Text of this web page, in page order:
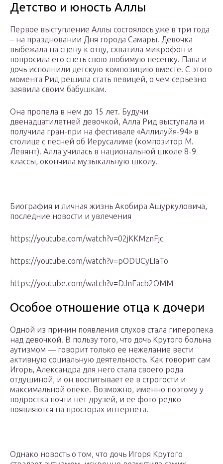
Детство и юность Аллы
Первое выступление Аллы состоялось уже в три года
– на праздновании Дня города Самары. Девочка
выбежала на сцену к отцу, схватила микрофон и
попросила его спеть свою любимую песенку. Папа и
дочь исполнили детскую композицию вместе. С этого
момента Рид решила стать певицей, о чем серьезно
заявила своим бабушкам.
Она пропела в нем до 15 лет. Будучи
двенадцатилетней девочкой, Алла Рид выступала и
получила гран-при на фестивале «Аллилуйя-94» в
столице с песней об Иерусалиме (композитор М.
Левянт). Алла училась в национальной школе 8-9
классы, окончила музыкальную школу.
Биография и личная жизнь Акобира Ашуркуловича,
последние новости и увлечения
https://youtube.com/watch?v=02jKKMznFjc
https://youtube.com/watch?v=pODUCyLIaTo
https://youtube.com/watch?v=DJnEacb2OMM
Особое отношение отца к дочери
Одной из причин появления слухов стала гиперопека
над девочкой. В пользу того, что дочь Крутого больна
аутизмом — говорит только ее нежелание вести
активную социальную деятельность. Как говорит сам
Игорь, Александра для него стала своего рода
отдушиной, и он воспитывает ее в строгости и
максимальной опеке. Возможно, именно поэтому у
подростка почти нет друзей, и ее фото редко
появляются на просторах интернета.
Однако новость о том, что дочь Игоря Крутого